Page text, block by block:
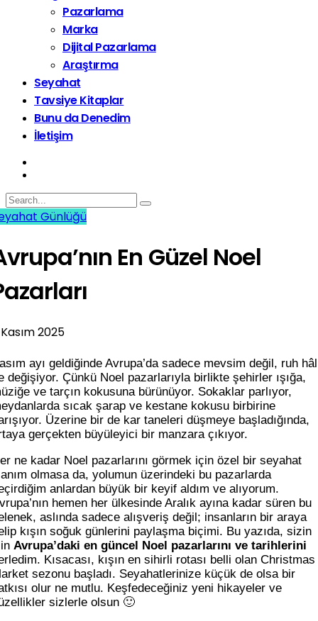
Pazarlama
Marka
Dijital Pazarlama
Araştırma
Seyahat
Tavsiye Kitaplar
Bunu da Denedim
İletişim
Günlüğü
En Güzel Noel
2025
ayı geldiğinde Avrupa’da sadece mevsim değil, ruh
değişiyor. Çünkü Noel pazarlarıyla birlikte şehirler ışığa,
ve tarçın kokusuna bürünüyor. Sokaklar parlıyor,
sıcak şarap ve kestane kokusu birbirine
Üzerine bir de kar taneleri düşmeye başladığında,
gerçekten büyüleyici bir manzara çıkıyor.
ne kadar Noel pazarlarını görmek için özel bir seyahat
olmasa da, yolumun üzerindeki bu pazarlarda
anlardan büyük bir keyif aldım ve alıyorum.
hemen her ülkesinde Aralık ayına kadar süren bu
aslında sadece alışveriş değil; insanların bir araya
kışın soğuk günlerini paylaşma biçimi. Bu yazıda, sizin
Avrupa’daki en güncel Noel pazarlarını ve tarihlerini
Kısacası, kışın en sihirli rotası belli olan Christmas
sezonu başladı. Seyahatlerinize küçük de olsa bir
olur ne mutlu. Keşfedeceğiniz yeni hikayeler ve
sizlerle olsun 🙂